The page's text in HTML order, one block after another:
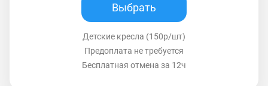
Выбрать
Детские кресла (150р/шт)
Предоплата не требуется
Бесплатная отмена за 12ч